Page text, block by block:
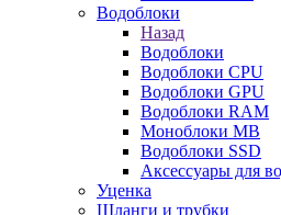
Водоблоки
Назад
Водоблоки
Водоблоки CPU
Водоблоки GPU
Водоблоки RAM
Моноблоки MB
Водоблоки SSD
Аксессуары для
Уценка
Шланги и трубки